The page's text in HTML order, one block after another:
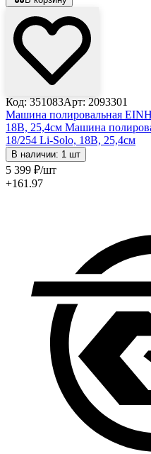
Код: 351083Арт: 2093301
Машина полировальная
18В, 25,4см Машина
18/254 Li-Solo, 18В, 25,4см
В наличии: 1 шт
5 399 ₽/шт
+161.97